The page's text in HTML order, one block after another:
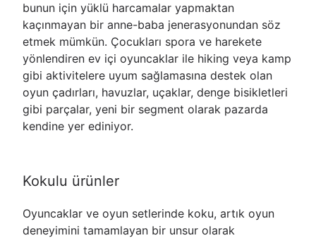
bunun için yüklü harcamalar yapmaktan
kaçınmayan bir anne-baba jenerasyonundan söz
etmek mümkün. Çocukları spora ve harekete
yönlendiren ev içi oyuncaklar ile hiking veya kamp
gibi aktivitelere uyum sağlamasına destek olan
oyun çadırları, havuzlar, uçaklar, denge bisikletleri
gibi parçalar, yeni bir segment olarak pazarda
kendine yer ediniyor.
Kokulu ürünler
Oyuncaklar ve oyun setlerinde koku, artık oyun
deneyimini tamamlayan bir unsur olarak